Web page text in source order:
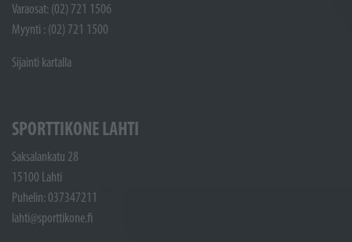
Varaosat: (02) 721 1506
Myynti : (02) 721 1500
Sijainti kartalla
SPORTTIKONE LAHTI
Saksalankatu 28
15100 Lahti
Puhelin: 037347211
lahti@sporttikone.fi